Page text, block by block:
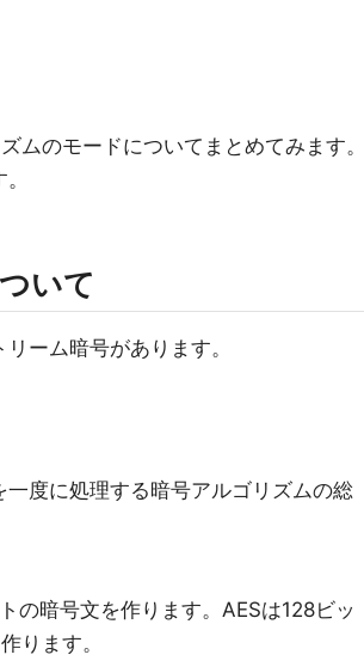
ムのモードについてまとめてみます
いて
ーム暗号があります。
度に処理する暗号アルゴリズムの総
の暗号文を作ります。AESは128ビッ
ります。